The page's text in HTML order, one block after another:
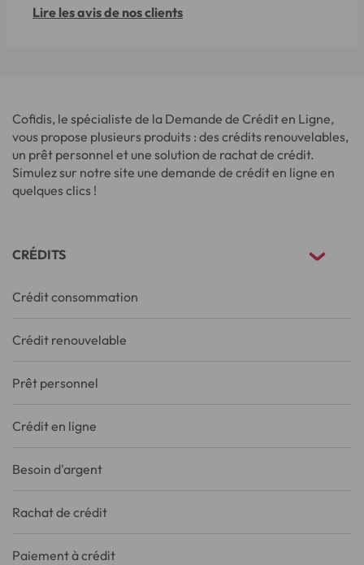
Lire les avis de nos clients
Cofidis, le spécialiste de la Demande de Crédit en Ligne,
vous propose plusieurs produits : des crédits renouvelables,
un prêt personnel et une solution de rachat de crédit.
Simulez sur notre site une demande de crédit en ligne en
quelques clics !
CRÉDITS
Crédit consommation
Crédit renouvelable
Prêt personnel
Crédit en ligne
Besoin d'argent
Rachat de crédit
Paiement à crédit